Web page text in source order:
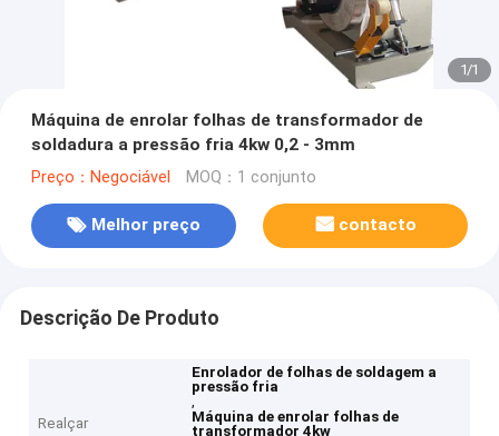
1/1
Máquina de enrolar folhas de transformador de
soldadura a pressão fria 4kw 0,2 - 3mm
Preço：Negociável MOQ：1 conjunto
Melhor preço contacto
Descrição De Produto
Realçar
Enrolador de folhas de soldagem a
pressão fria
,
Máquina de enrolar folhas de
transformador 4kw